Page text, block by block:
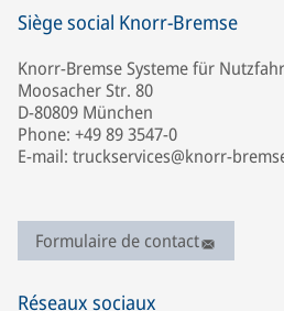
Siège social Knorr-Bremse
Knorr-Bremse Systeme für
Moosacher Str. 80
D-80809 München
Phone: +49 89 3547-0
E-mail: truckservices@knorr-
Formulaire de contact
Réseaux sociaux